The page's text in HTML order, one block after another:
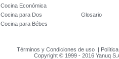
Cocina Económica
Cocina para Dos
Glosario
Cocina para Bébes
Términos y Condiciones de uso |
Copyright © 1999 - 2016 Yanuq